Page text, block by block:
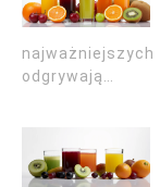
odgrywają…